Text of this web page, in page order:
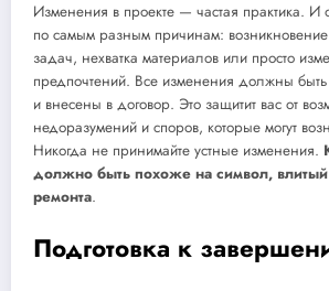
Изменения в проекте — частая практика. И
по самым разным причинам:
задач, нехватка материалов или просто
предпочтений. Все изменения должны
и внесены в договор. Это защитит вас от
недоразумений и споров, которые могут
Никогда не принимайте устные изменения.
должно быть похоже на символ,
ремонта.
Подготовка к